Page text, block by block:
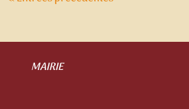
MAIRIE